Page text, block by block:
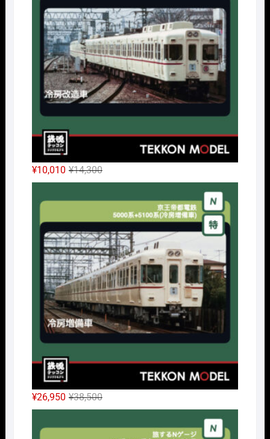
¥32,450
で
し
た。
は
¥24,338
で
す。
¥14,300元
の
価
¥14,300
で
し
た。
¥10,010
現
在
の
は
¥10,010
で
す。
¥38,500元
の
価
¥26,950
現
在
の